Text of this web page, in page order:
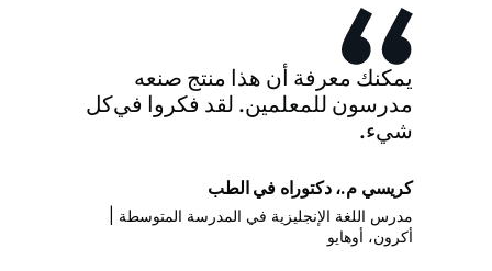
كريسي م.، دكتوراه في الطب
مدرس اللغة الإنجليزية في المدرسة المتوسطة |
أكرون، أوهايو
يمكنك معرفة أن هذا منتج صنعه
مدرسون للمعلمين. لقد فكروا في كل
شيء.